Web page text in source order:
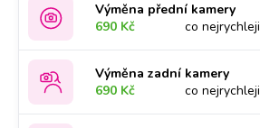
Výměna přední kamery
690 Kč
co nejrychleji
Výměna zadní kamery
690 Kč
co nejrychleji